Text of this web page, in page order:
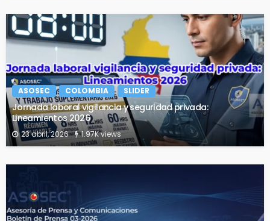
ASOSEC COLOMBIA SLIDER
Jornada laboral vigilancia y seguridad privada:
Lineamientos 2026
23 abril, 2026 1.97K views